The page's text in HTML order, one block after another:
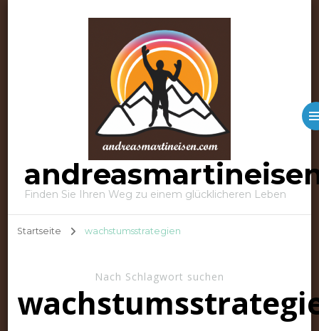
Finden Sie Ihren Weg zu einem glücklicheren Leben
Startseite wachstumsstrategien
Nach Schlagwort suchen